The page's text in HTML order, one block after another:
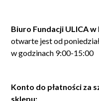
Biuro Fundacji ULICA
otwarte jest od
w godzinach 9:00-15:00
Konto do płatności za
sklepu: